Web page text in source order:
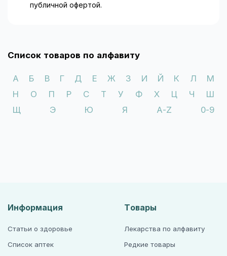
публичной офертой.
Список товаров по алфавиту
А Б В Г Д Е Ж З И Й К Л
М
Н
О П Р С Т У Ф Х Ц Ч
Ш
Щ
Э Ю Я A-Z 0-9
Информация
Статьи о здоровье
Список аптек
Товары
Лекарства по алфавиту
Редкие товары